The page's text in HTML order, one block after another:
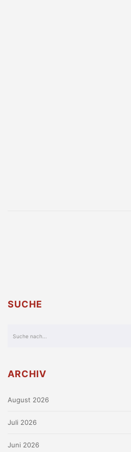
SUCHE
ARCHIV
August 2026
Juli 2026
Juni 2026